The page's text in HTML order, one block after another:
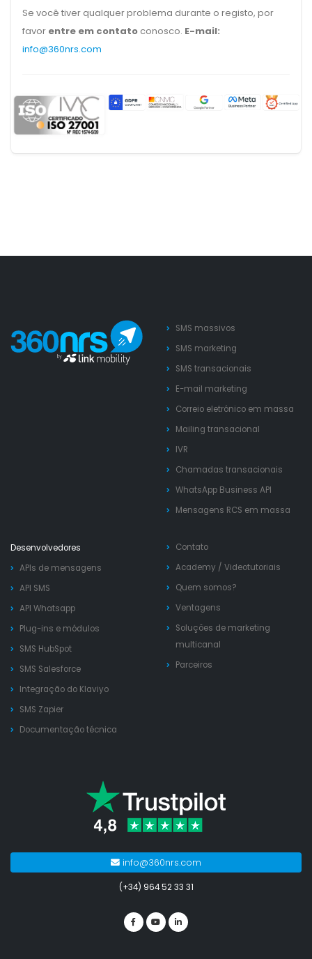
Se você tiver qualquer problema durante o registo, por
favor entre em contato conosco. E-mail:
info@360nrs.com
SMS massivos
SMS marketing
SMS transacionais
E-mail marketing
Correio eletrónico em massa
Mailing transacional
IVR
Chamadas transacionais
WhatsApp Business API
Mensagens RCS em massa
Desenvolvedores
APIs de mensagens
API SMS
API Whatsapp
Plug-ins e módulos
SMS HubSpot
SMS Salesforce
Integração do Klaviyo
SMS Zapier
Documentação técnica
Contato
Academy / Videotutoriais
Quem somos?
Ventagens
Soluções de marketing
multicanal
Parceiros
info@360nrs.com
(+34) 964 52 33 31